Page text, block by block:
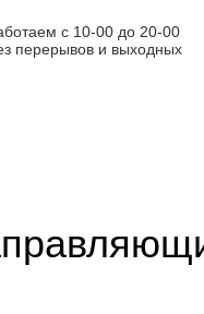
с 10-00 до 20-00
перерывов и выходных